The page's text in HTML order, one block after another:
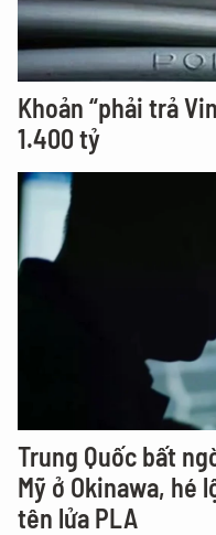
Khoản “phải trả
1.400 tỷ
Trung Quốc bất
Mỹ ở Okinawa, hé
tên lửa PLA